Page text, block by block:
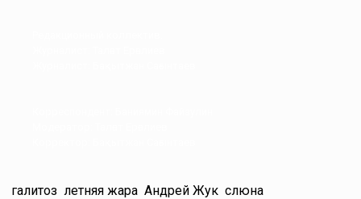
галитоз летняя жара Андрей Жук слюна